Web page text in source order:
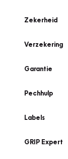
Zekerheid
Verzekering
Garantie
Pechhulp
Labels
GRIP Expert